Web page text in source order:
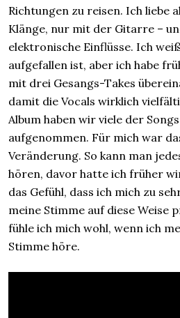
Richtungen zu reisen. Ich liebe
Klänge, nur mit der Gitarre –
elektronische Einflüsse. Ich
aufgefallen ist, aber ich habe
mit drei Gesangs-Takes
damit die Vocals wirklich
Album haben wir viele der
aufgenommen. Für mich war
Veränderung. So kann man
hören, davor hatte ich früher
das Gefühl, dass ich mich zu
meine Stimme auf diese Weise
fühle ich mich wohl, wenn ich
Stimme höre.